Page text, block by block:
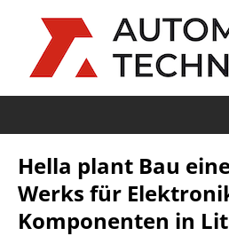
Hella plant Bau
Werks für
Komponenten in